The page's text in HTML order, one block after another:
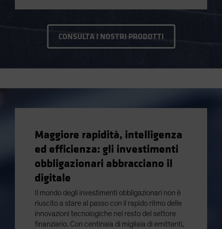
CONSULTA I NOSTRI PRODOTTI
Maggiore rapidità, intelligenza
ed efficienza: gli investimenti
obbligazionari abbracciano il
digitale
Il mondo degli investimenti obbligazionari non è
riuscito a stare al passo con il rapido ritmo delle
innovazioni tecnologiche nel resto del settore
finanziario. Con centinaia di migliaia di emittenti,